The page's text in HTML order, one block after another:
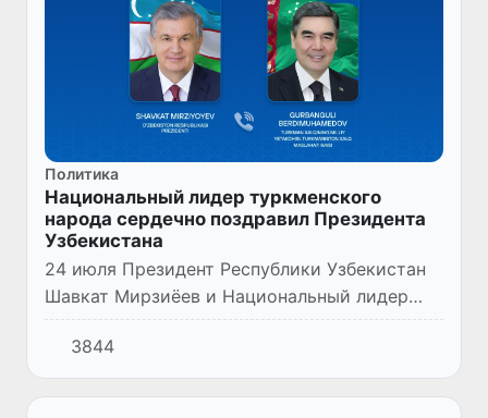
Политика
Национальный лидер туркменского
народа сердечно поздравил Президента
Узбекистана
24 июля Президент Республики Узбекистан
Шавкат Мирзиёев и Национальный лидер
туркменского народа, Председатель Халк
Маслахаты Туркменистана Гурбангулы
Бердымухамедов провели телефо...
3844